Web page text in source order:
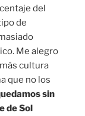
del
de
Me alegro
cultura
que no los
sin
de Sol